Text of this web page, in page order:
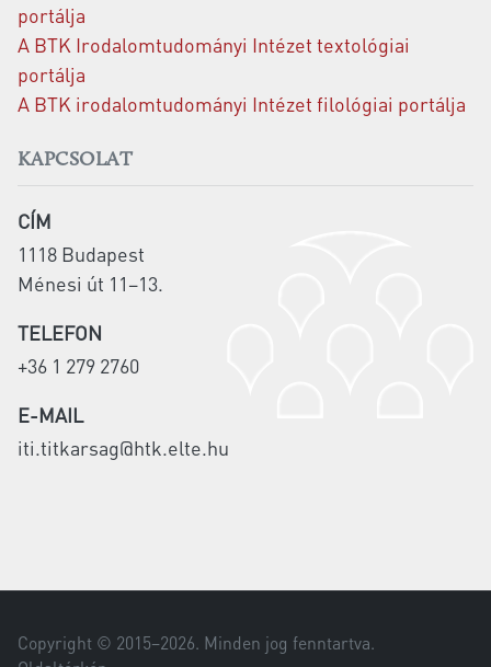
portálja
A BTK Irodalomtudományi Intézet textológiai
portálja
A BTK irodalomtudományi Intézet filológiai portálja
KAPCSOLAT
CÍM
1118 Budapest
Ménesi út 11–13.
TELEFON
+36 1 279 2760
E-MAIL
iti.titkarsag@htk.elte.hu
Copyright © 2015–2026. Minden jog fenntartva.